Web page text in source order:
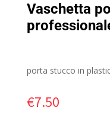
Vaschetta
porta stucco in
€7.50